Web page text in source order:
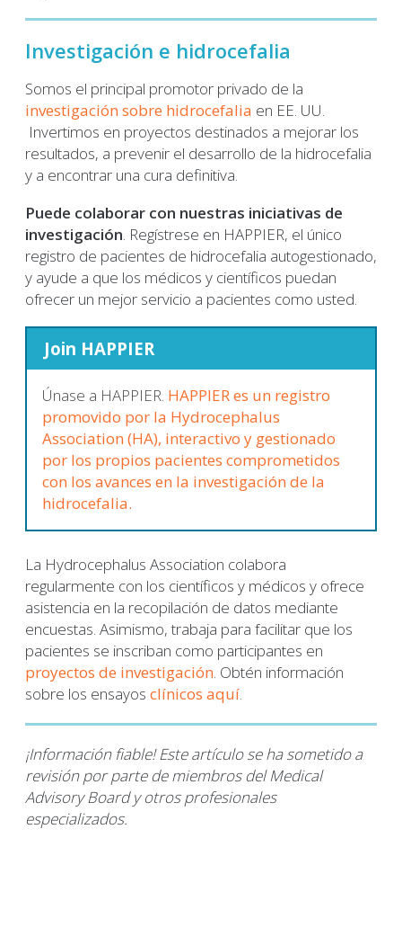
Investigación e hidrocefalia
Somos el principal promotor privado de la
investigación sobre hidrocefalia en EE. UU.
Invertimos en proyectos destinados a mejorar los
resultados, a prevenir el desarrollo de la hidrocefalia
y a encontrar una cura definitiva.
Puede colaborar con nuestras iniciativas de
investigación. Regístrese en HAPPIER, el único
registro de pacientes de hidrocefalia autogestionado,
y ayude a que los médicos y científicos puedan
ofrecer un mejor servicio a pacientes como usted.
Join HAPPIER
Únase a HAPPIER. HAPPIER es un registro
promovido por la Hydrocephalus
Association (HA), interactivo y gestionado
por los propios pacientes comprometidos
con los avances en la investigación de la
hidrocefalia.
La Hydrocephalus Association colabora
regularmente con los científicos y médicos y ofrece
asistencia en la recopilación de datos mediante
encuestas. Asimismo, trabaja para facilitar que los
pacientes se inscriban como participantes en
proyectos de investigación. Obtén información
sobre los ensayos clínicos aquí.
¡Información fiable! Este artículo se ha sometido a
revisión por parte de miembros del Medical
Advisory Board y otros profesionales
especializados.